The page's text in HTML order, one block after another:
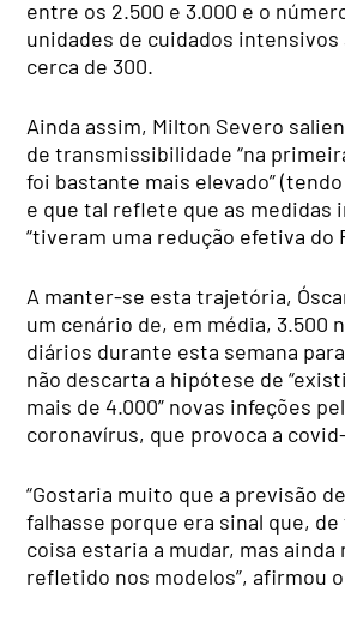
entre os 2.500 e 3.000 e o
unidades de cuidados intensivos
cerca de 300.
Ainda assim, Milton Severo
de transmissibilidade “na
foi bastante mais elevado”
e que tal reflete que as medidas
“tiveram uma redução efetiva do
A manter-se esta trajetória,
um cenário de, em média, 3.500
diários durante esta semana
não descarta a hipótese de
mais de 4.000” novas infeções
coronavírus, que provoca a
“Gostaria muito que a previsão
falhasse porque era sinal que,
coisa estaria a mudar, mas ainda
refletido nos modelos”, afirmou